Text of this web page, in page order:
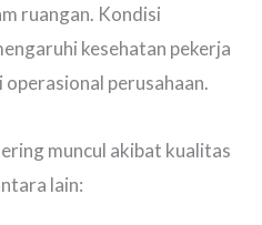
ruangan. Kondisi
kesehatan pekerja
perusahaan.
muncul akibat kualitas
lain: